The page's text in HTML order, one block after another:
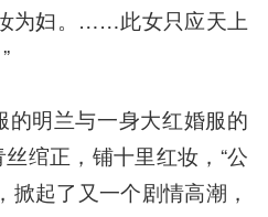
为妇。……此女只应天上
明兰与一身大红婚服的
绾正，铺十里红妆，“公
掀起了又一个剧情高潮，